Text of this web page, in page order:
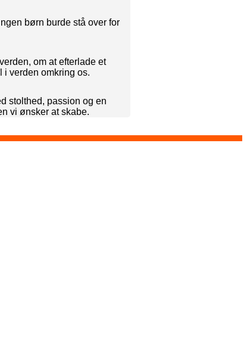
børn burde stå over for
om at efterlade et
i verden omkring os.
stolthed, passion og en
vi ønsker at skabe.